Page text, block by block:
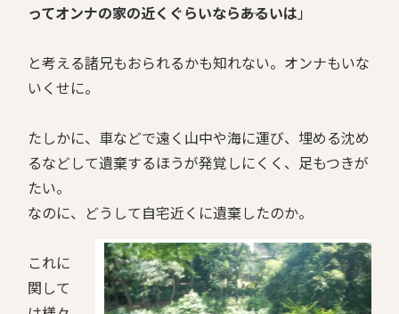
ってオンナの家の近くぐらいなら――あるいは 」
と考える諸兄もおられるかも知れない。オンナもいな
いくせに。
たしかに、車などで遠く山中や海に運び、埋める沈め
るなどして遺棄するほうが発覚しにくく、足もつきが
たい。
なのに、どうして自宅近くに遺棄したのか。
これに
関して